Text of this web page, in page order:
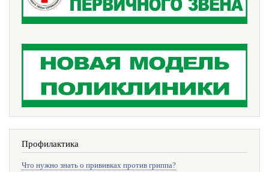
Профилактика
Что нужно знать о прививках против гриппа?